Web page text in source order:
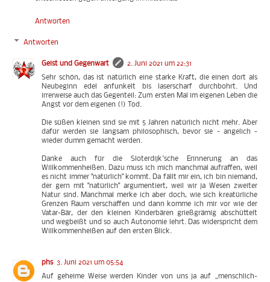
Antworten
Antworten
Geist und Gegenwart
2. Juni 2021 um 22:31
Sehr schön, das ist natürlich eine starke Kraft, die einen dort als
Neubeginn edel anfunkelt bis laserscharf durchbohrt. Und
irrerweise auch das Gegenteil: Zum ersten Mal im eigenen Leben die
Angst vor dem eigenen (!) Tod.
Die süßen kleinen sind sie mit 5 Jahren natürlich nicht mehr. Aber
dafür werden sie langsam philosophisch, bevor sie - angelich -
wieder dumm gemacht werden.
Danke auch für die Sloterdijk'sche Erinnerung an das
Willkommenheißen. Dazu muss ich mich manchmal aufraffen, weil
es nicht immer "natürlich" kommt. Da fällt mir ein, ich bin niemand,
der gern mit "natürlich" argumentiert, weil wir ja Wesen zweiter
Natur sind. Manchmal merke ich aber doch, wie sich kreatürliche
Grenzen Raum verschaffen und dann komme ich mir vor wie der
Vatar-Bär, der den kleinen Kinderbären grießgrämig abschüttelt
und wegbeißt und so auch Autonomie lehrt. Das widerspricht dem
Willkommenheißen auf den ersten Blick.
phs 3. Juni 2021 um 05:54
Auf geheime Weise werden Kinder von uns ja auf „menschlich-